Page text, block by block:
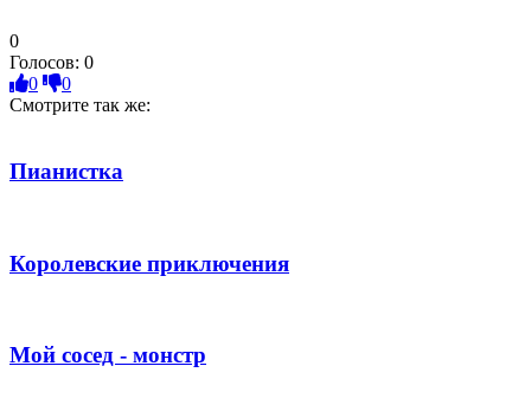
0
Голосов: 0
0
0
Смотрите так же:
Пианистка
Королевские приключения
Мой сосед - монстр